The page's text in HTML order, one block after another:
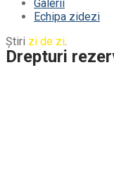
Galerii
Echipa zidezi
Știri zi de zi.
Drepturi